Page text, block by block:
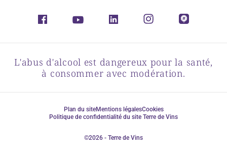
L'abus d'alcool est dangereux pour la santé,
à consommer avec modération.
Plan du siteMentions légalesCookies
Politique de confidentialité du site Terre de Vins
©2026 - Terre de Vins